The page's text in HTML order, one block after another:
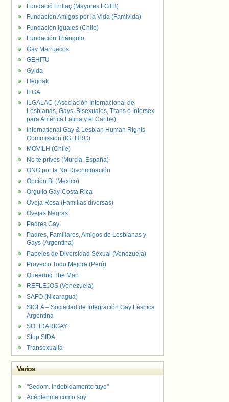
Fundació Enllaç (Mayores LGTB)
Fundacion Amigos por la Vida (Famivida)
Fundación Iguales (Chile)
Fundación Triángulo
Gay Marruecos
GEHITU
Gylda
Hegoak
ILGA
ILGALAC ( Asociación Internacional de
Lesbianas, Gays, Bisexuales, Trans e Intersex
para América Latina y el Caribe)
International Gay & Lesbian Human Rights
Commission (IGLHRC)
MOVILH (Chile)
No te prives (Murcia, España)
ONG por la No Discriminación
Opción Bi (Mexico)
Orgullo Gay-Costa Rica
Oveja Rosa (Familias diversas)
Ovejas Negras
Padres Gay
Padres, Familiares, Amigos de Lesbianas y
Gays (Argentina)
Papeles de Diversidad Sexual (Venezuela)
Proyecto Todo Mejora (Perú)
Queering The Map
REFLEJOS (Venezuela)
SAFO (Nicaragua)
SIGLA – Sociedad de Integración Gay Lésbica
Argentina
SOLIDARIGAY
Stop SIDA
Transexualia
Varios
"Sedom. Indebidamente tuyo"
Acéptenme como soy